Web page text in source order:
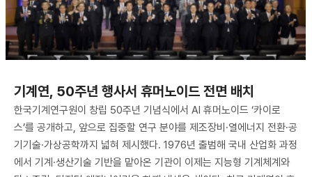
기계연, 50주년 행사서 휴머노이드 전면 배치
한국기계연구원이 창립 50주년 기념식에서 AI 휴머노이드 ‘카이로
스’를 공개하고, 앞으로 집중할 연구 분야를 제조장비·열에너지 전환·공
기기술·가상공학까지 넓혀 제시했다. 1976년 출범해 국내 산업화 과정
에서 기계·생산기술 기반을 맡아온 기관이 이제는 지능형 기계체계와